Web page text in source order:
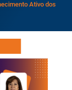
Ativo dos